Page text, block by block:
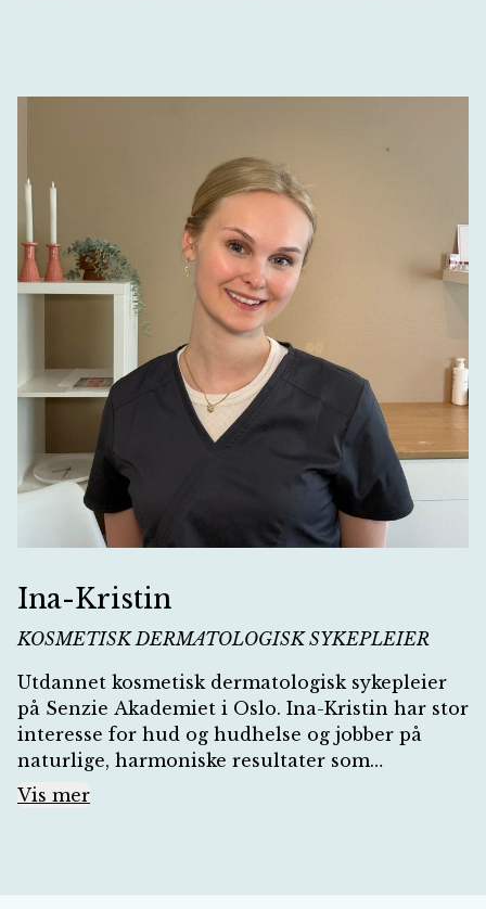
Ina-Kristin
KOSMETISK DERMATOLOGISK SYKEPLEIER
Utdannet kosmetisk dermatologisk sykepleier
på Senzie Akademiet i Oslo. Ina-Kristin har stor
interesse for hud og hudhelse og jobber på
naturlige, harmoniske resultater som
fremhever det beste i hver enkelt. For henne
Vis mer